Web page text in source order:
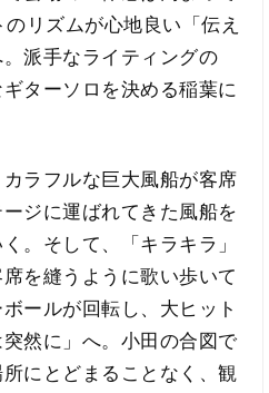
リズムが心地良い「伝え
派手なライティングの
ターソロを決める稲葉に
ラフルな巨大風船が客席
ジに運ばれてきた風船を
。そして、「キラキラ」
を縫うように歌い歩いて
ールが回転し、大ヒット
然に」へ。小田の合図で
にとどまることなく、観